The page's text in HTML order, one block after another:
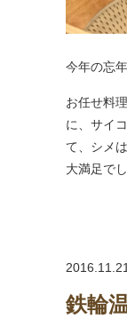
今年の忘
お任せ料
に、サイ
て、シメ
大満足でし
鉄輪